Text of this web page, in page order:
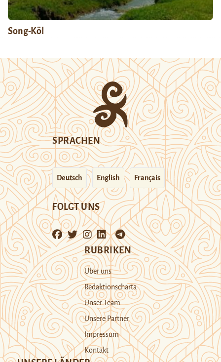
Song-Köl
SPRACHEN
Deutsch English Français
FOLGT UNS
RUBRIKEN
Über uns
Redaktionscharta
Unser Team
Unsere Partner
Impressum
Kontakt